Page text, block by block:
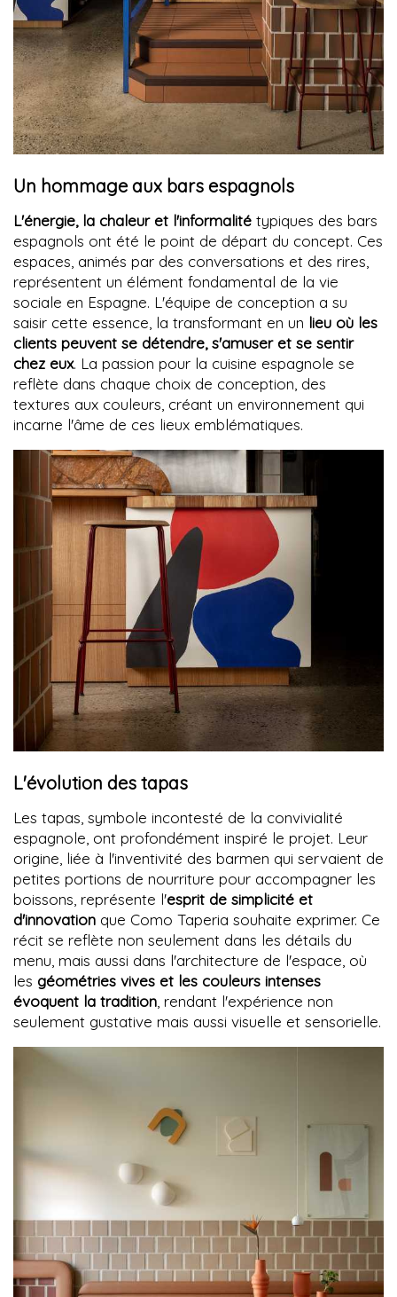
Un hommage aux bars espagnols
L'énergie, la chaleur et l'informalité typiques des bars
espagnols ont été le point de départ du concept. Ces
espaces, animés par des conversations et des rires,
représentent un élément fondamental de la vie
sociale en Espagne. L'équipe de conception a su
saisir cette essence, la transformant en un lieu où les
clients peuvent se détendre, s'amuser et se sentir
chez eux. La passion pour la cuisine espagnole se
reflète dans chaque choix de conception, des
textures aux couleurs, créant un environnement qui
incarne l'âme de ces lieux emblématiques.
L'évolution des tapas
Les tapas, symbole incontesté de la convivialité
espagnole, ont profondément inspiré le projet. Leur
origine, liée à l'inventivité des barmen qui servaient de
petites portions de nourriture pour accompagner les
boissons, représente l'esprit de simplicité et
d'innovation que Como Taperia souhaite exprimer. Ce
récit se reflète non seulement dans les détails du
menu, mais aussi dans l'architecture de l'espace, où
les géométries vives et les couleurs intenses
évoquent la tradition, rendant l'expérience non
seulement gustative mais aussi visuelle et sensorielle.